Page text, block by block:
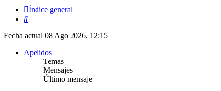
Índice general
Buscar
Fecha actual 08 Ago 2026, 12:15
Apelidos
Temas
Mensajes
Último mensaje